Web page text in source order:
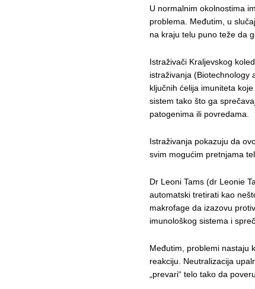
U normalnim okolnostima
problema. Međutim, u
na kraju telu puno teže da
Istraživači Kraljevskog
istraživanja (Biotechnology
ključnih ćelija imuniteta
sistem tako što ga
patogenima ili povredama.
Istraživanja pokazuju da
svim mogućim pretnjama
Dr Leoni Tams (dr Leonie
automatski tretirati kao
makrofage da izazovu
imunološkog sistema i
Međutim, problemi nastaju
reakciju. Neutralizacija
„prevari“ telo tako da